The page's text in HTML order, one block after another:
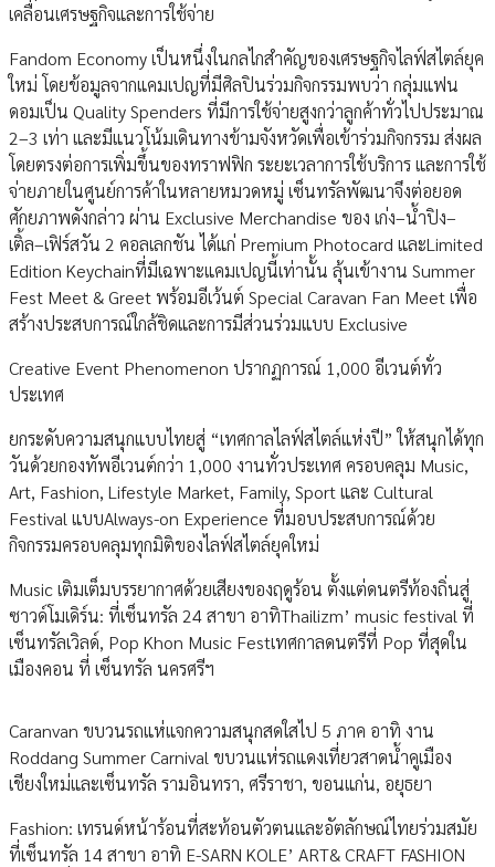
เคลื่อนเศรษฐกิจและการใช้จ่าย
Fandom Economy เป็นหนึ่งในกลไกสำคัญของเศรษฐกิจไลฟ์สไตล์ยุค
ใหม่ โดยข้อมูลจากแคมเปญที่มีศิลปินร่วมกิจกรรมพบว่า กลุ่มแฟน
ดอมเป็น Quality Spenders ที่มีการใช้จ่ายสูงกว่าลูกค้าทั่วไปประมาณ
2–3 เท่า และมีแนวโน้มเดินทางข้ามจังหวัดเพื่อเข้าร่วมกิจกรรม ส่งผล
โดยตรงต่อการเพิ่มขึ้นของทราฟฟิก ระยะเวลาการใช้บริการ และการใช้
จ่ายภายในศูนย์การค้าในหลายหมวดหมู่ เซ็นทรัลพัฒนาจึงต่อยอด
ศักยภาพดังกล่าว ผ่าน Exclusive Merchandise ของ เก่ง–น้ำปิง–
เติ้ล–เฟิร์สวัน 2 คอลเลกชัน ได้แก่ Premium Photocard และLimited
Edition Keychainที่มีเฉพาะแคมเปญนี้เท่านั้น ลุ้นเข้างาน Summer
Fest Meet & Greet พร้อมอีเว้นต์ Special Caravan Fan Meet เพื่อ
สร้างประสบการณ์ใกล้ชิดและการมีส่วนร่วมแบบ Exclusive
Creative Event Phenomenon ปรากฏการณ์ 1,000 อีเวนต์ทั่ว
ประเทศ
ยกระดับความสนุกแบบไทยสู่ “เทศกาลไลฟ์สไตล์แห่งปี” ให้สนุกได้ทุก
วันด้วยกองทัพอีเวนต์กว่า 1,000 งานทั่วประเทศ ครอบคลุม Music,
Art, Fashion, Lifestyle Market, Family, Sport และ Cultural
Festival แบบAlways-on Experience ที่มอบประสบการณ์ด้วย
กิจกรรมครอบคลุมทุกมิติของไลฟ์สไตล์ยุคใหม่
Music เติมเต็มบรรยากาศด้วยเสียงของฤดูร้อน ตั้งแต่ดนตรีท้องถิ่นสู่
ซาวด์โมเดิร์น: ที่เซ็นทรัล 24 สาขา อาทิThailizm’ music festival ที่
เซ็นทรัลเวิลด์, Pop Khon Music Festเทศกาลดนตรีที่ Pop ที่สุดใน
เมืองคอน ที่ เซ็นทรัล นครศรีฯ
Caranvan ขบวนรถแห่แจกความสนุกสดใสไป 5 ภาค อาทิ งาน
Roddang Summer Carnival ขบวนแห่รถแดงเที่ยวสาดน้ำคูเมือง
เชียงใหม่และเซ็นทรัล รามอินทรา, ศรีราชา, ขอนแก่น, อยุธยา
Fashion: เทรนด์หน้าร้อนที่สะท้อนตัวตนและอัตลักษณ์ไทยร่วมสมัย
ที่เซ็นทรัล 14 สาขา อาทิ E-SARN KOLE’ ART& CRAFT FASHION